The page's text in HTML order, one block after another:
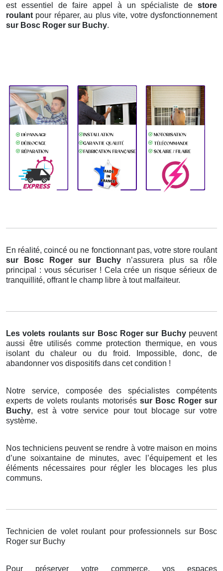
est essentiel de faire appel à un spécialiste de store
roulantpour réparer, au plus vite, votre dysfonctionnement
sur Bosc Roger sur Buchy.
En réalité, coincé ou ne fonctionnant pas, votre store roulant
sur Bosc Roger sur Buchy n’assurera plus sa rôle
principal : vous sécuriser ! Cela crée un risque sérieux de
tranquillité, offrant le champ libre à tout malfaiteur.
Les volets roulants sur Bosc Roger sur Buchy peuvent
aussi être utilisés comme protection thermique, en vous
isolant du chaleur ou du froid. Impossible, donc, de
abandonner vos dispositifs dans cet condition !
Notre service, composée des spécialistes compétents
experts de volets roulants motorisés sur Bosc Roger sur
Buchy, est à votre service pour tout blocage sur votre
système.
Nos techniciens peuvent se rendre à votre maison en moins
d’une soixantaine de minutes, avec l’équipement et les
éléments nécessaires pour régler les blocages les plus
communs.
Technicien de volet roulant pour professionnels sur Bosc
Roger sur Buchy
Pour préserver votre commerce, vos espaces